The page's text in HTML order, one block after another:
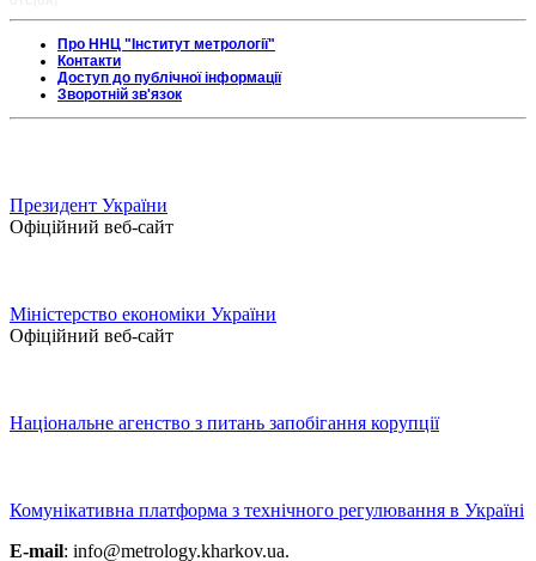
Про ННЦ "Інститут метрології"
Контакти
Доступ до публічної інформації
Зворотній зв'язок
Президент України
Офіційний веб-сайт
Міністерство економіки України
Офіційний веб-сайт
Національне агенство з питань запобігання корупції
Комунікативна платформа з технічного регулювання в Україні
E-mail: info@metrology.kharkov.ua.